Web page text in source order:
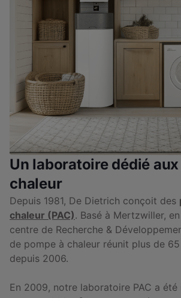
Un laboratoire dédié
chaleur
Depuis 1981, De Dietrich conçoit des
chaleur (PAC). Basé à Mertzwiller,
centre de Recherche &
de pompe à chaleur réunit plus de
depuis 2006.
En 2009, notre laboratoire PAC a été